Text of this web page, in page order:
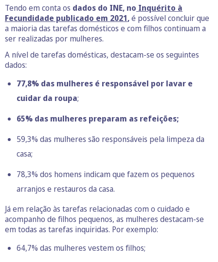
Tendo em conta os dados do INE, no Inquérito à
Fecundidade publicado em 2021,é possível concluir que
a maioria das tarefas domésticos e com filhos continuam a
ser realizadas por mulheres.
A nível de tarefas domésticas, destacam-se os seguintes
dados:
77,8% das mulheres é responsável por lavar e
cuidar da roupa;
65% das mulheres preparam as refeições;
59,3% das mulheres são responsáveis pela limpeza da
casa;
78,3% dos homens indicam que fazem os pequenos
arranjos e restauros da casa.
Já em relação às tarefas relacionadas com o cuidado e
acompanho de filhos pequenos, as mulheres destacam-se
em todas as tarefas inquiridas. Por exemplo:
64,7% das mulheres vestem os filhos;